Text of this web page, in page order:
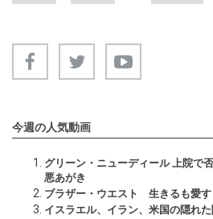
今週の人気動画
グリーン・ニューディール 上院で
悪あがき
ブラザー・ウエスト 生きるも愛す
イスラエル、イラン、米国の隠れ